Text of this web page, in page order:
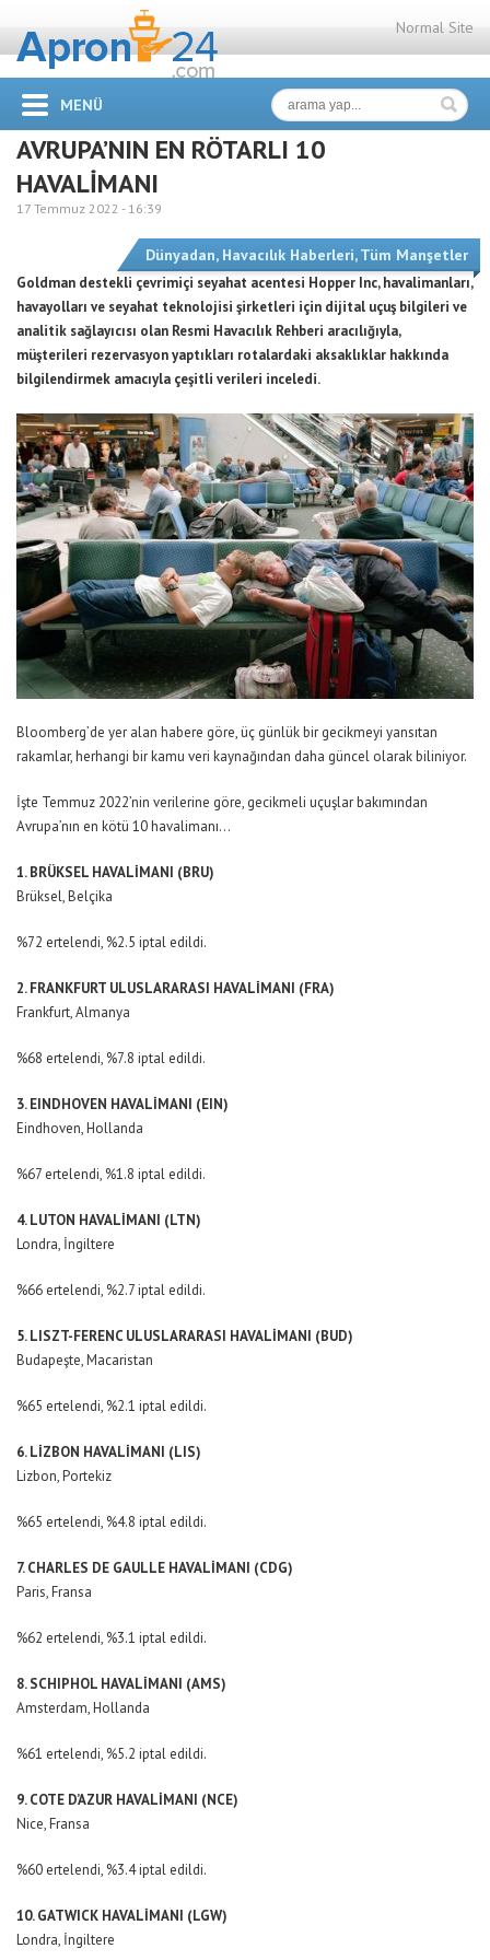
Normal Site
MENÜ
AVRUPA’NIN EN RÖTARLI 10
HAVALİMANI
17 Temmuz 2022 - 16:39
Dünyadan, Havacılık Haberleri,Tüm Manşetler
Goldman destekli çevrimiçi seyahat acentesi Hopper Inc, havalimanları,
havayolları ve seyahat teknolojisi şirketleri için dijital uçuş bilgileri ve
analitik sağlayıcısı olan Resmi Havacılık Rehberi aracılığıyla,
müşterileri rezervasyon yaptıkları rotalardaki aksaklıklar hakkında
bilgilendirmek amacıyla çeşitli verileri inceledi.
Bloomberg’de yer alan habere göre, üç günlük bir gecikmeyi yansıtan
rakamlar, herhangi bir kamu veri kaynağından daha güncel olarak biliniyor.
İşte Temmuz 2022’nin verilerine göre, gecikmeli uçuşlar bakımından
Avrupa’nın en kötü 10 havalimanı…
1. BRÜKSEL HAVALİMANI (BRU)
Brüksel, Belçika
%72 ertelendi, %2.5 iptal edildi.
2. FRANKFURT ULUSLARARASI HAVALİMANI (FRA)
Frankfurt, Almanya
%68 ertelendi, %7.8 iptal edildi.
3. EINDHOVEN HAVALİMANI (EIN)
Eindhoven, Hollanda
%67 ertelendi, %1.8 iptal edildi.
4. LUTON HAVALİMANI (LTN)
Londra, İngiltere
%66 ertelendi, %2.7 iptal edildi.
5. LISZT-FERENC ULUSLARARASI HAVALİMANI (BUD)
Budapeşte, Macaristan
%65 ertelendi, %2.1 iptal edildi.
6. LİZBON HAVALİMANI (LIS)
Lizbon, Portekiz
%65 ertelendi, %4.8 iptal edildi.
7. CHARLES DE GAULLE HAVALİMANI (CDG)
Paris, Fransa
%62 ertelendi, %3.1 iptal edildi.
8. SCHIPHOL HAVALİMANI (AMS)
Amsterdam, Hollanda
%61 ertelendi, %5.2 iptal edildi.
9. COTE D’AZUR HAVALİMANI (NCE)
Nice, Fransa
%60 ertelendi, %3.4 iptal edildi.
10. GATWICK HAVALİMANI (LGW)
Londra, İngiltere